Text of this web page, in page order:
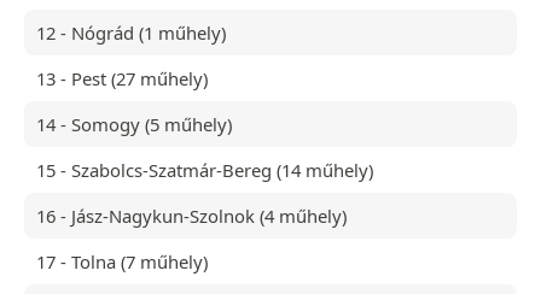
12 - Nógrád (1 műhely)
13 - Pest (27 műhely)
14 - Somogy (5 műhely)
15 - Szabolcs-Szatmár-Bereg (14 műhely)
16 - Jász-Nagykun-Szolnok (4 műhely)
17 - Tolna (7 műhely)